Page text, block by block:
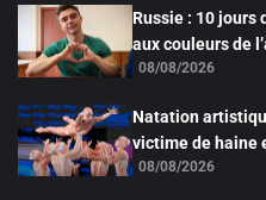
Russie : 10 jours
aux couleurs de
08/08/2026
Natation
victime de haine
08/08/2026